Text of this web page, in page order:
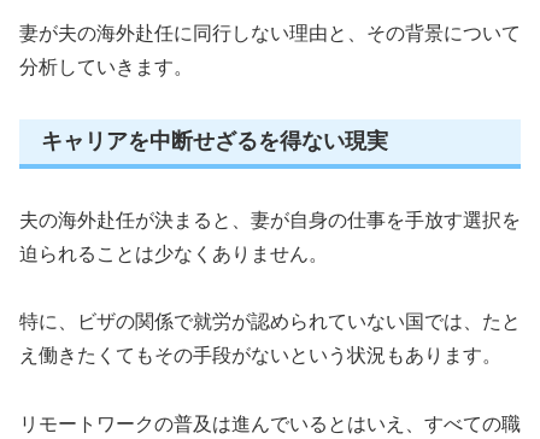
妻が夫の海外赴任に同行しない理由と、その背景について
分析していきます。
キャリアを中断せざるを得ない現実
夫の海外赴任が決まると、妻が自身の仕事を手放す選択を
迫られることは少なくありません。
特に、ビザの関係で就労が認められていない国では、たと
え働きたくてもその手段がないという状況もあります。
リモートワークの普及は進んでいるとはいえ、すべての職